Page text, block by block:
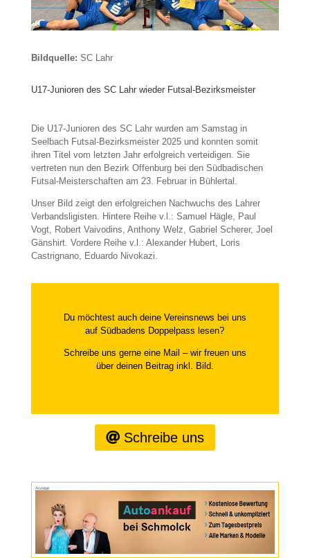
Bildquelle: SC Lahr
U17-Junioren des SC Lahr wieder Futsal-Bezirksmeister
Die U17-Junioren des SC Lahr wurden am Samstag in
Seelbach Futsal-Bezirksmeister 2025 und konnten somit
ihren Titel vom letzten Jahr erfolgreich verteidigen. Sie
vertreten nun den Bezirk Offenburg bei den Südbadischen
Futsal-Meisterschaften am 23. Februar in Bühlertal.
Unser Bild zeigt den erfolgreichen Nachwuchs des Lahrer
Verbandsligisten. Hintere Reihe v.l.: Samuel Hägle, Paul
Vogt, Robert Vaivodins, Anthony Welz, Gabriel Scherer, Joel
Gänshirt. Vordere Reihe v.l.: Alexander Hubert, Loris
Castrignano, Eduardo Nivokazi.
Du möchtest auch deine Vereinsnews bei uns
auf Südbadens Doppelpass lesen?
Schreibe uns gerne eine Mail – wir freuen uns
über deinen Beitrag inkl. Bild.
Schreibe uns
Anzeige